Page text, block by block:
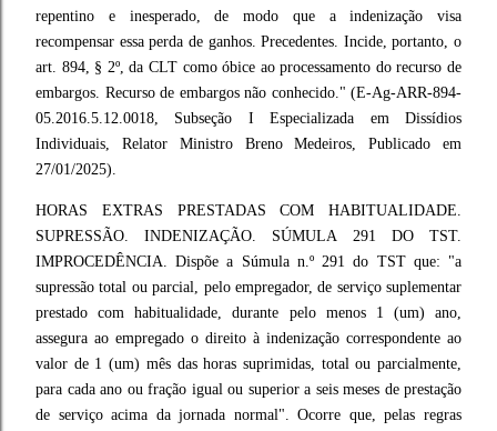
repentino e inesperado, de modo que a indenização visa
recompensar essa perda de ganhos. Precedentes. Incide, portanto, o
art. 894, § 2º, da CLT como óbice ao processamento do recurso de
embargos. Recurso de embargos não conhecido." (E-Ag-ARR-894-
05.2016.5.12.0018, Subseção I Especializada em Dissídios
Individuais, Relator Ministro Breno Medeiros, Publicado em
27/01/2025).
HORAS EXTRAS PRESTADAS COM HABITUALIDADE.
SUPRESSÃO. INDENIZAÇÃO. SÚMULA 291 DO TST.
IMPROCEDÊNCIA. Dispõe a Súmula n.º 291 do TST que: "a
supressão total ou parcial, pelo empregador, de serviço suplementar
prestado com habitualidade, durante pelo menos 1 (um) ano,
assegura ao empregado o direito à indenização correspondente ao
valor de 1 (um) mês das horas suprimidas, total ou parcialmente,
para cada ano ou fração igual ou superior a seis meses de prestação
de serviço acima da jornada normal". Ocorre que, pelas regras